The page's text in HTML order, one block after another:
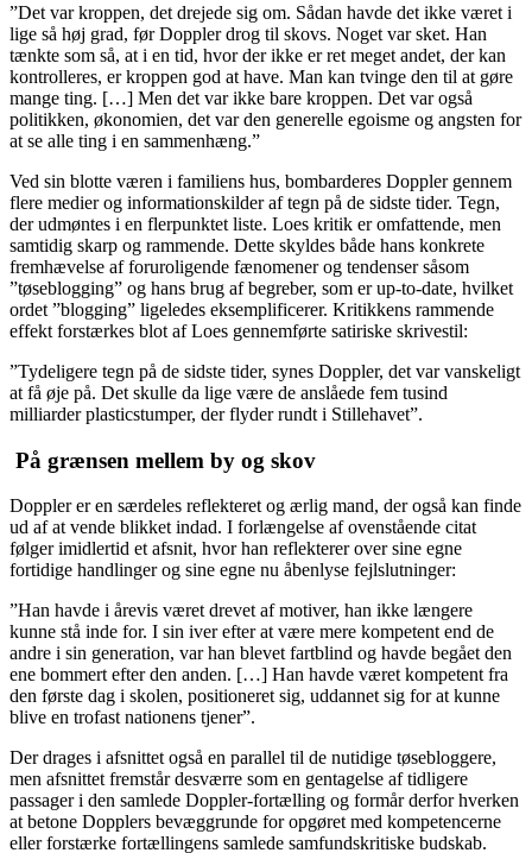
”Det var kroppen, det drejede sig om. Sådan havde det ikke været i
lige så høj grad, før Doppler drog til skovs. Noget var sket. Han
tænkte som så, at i en tid, hvor der ikke er ret meget andet, der kan
kontrolleres, er kroppen god at have. Man kan tvinge den til at gøre
mange ting. […] Men det var ikke bare kroppen. Det var også
politikken, økonomien, det var den generelle egoisme og angsten for
at se alle ting i en sammenhæng.”
Ved sin blotte væren i familiens hus, bombarderes Doppler gennem
flere medier og informationskilder af tegn på de sidste tider. Tegn,
der udmøntes i en flerpunktet liste. Loes kritik er omfattende, men
samtidig skarp og rammende. Dette skyldes både hans konkrete
fremhævelse af foruroligende fænomener og tendenser såsom
”tøseblogging” og hans brug af begreber, som er up-to-date, hvilket
ordet ”blogging” ligeledes eksemplificerer. Kritikkens rammende
effekt forstærkes blot af Loes gennemførte satiriske skrivestil:
”Tydeligere tegn på de sidste tider, synes Doppler, det var vanskeligt
at få øje på. Det skulle da lige være de anslåede fem tusind
milliarder plasticstumper, der flyder rundt i Stillehavet”.
På grænsen mellem by og skov
Doppler er en særdeles reflekteret og ærlig mand, der også kan finde
ud af at vende blikket indad. I forlængelse af ovenstående citat
følger imidlertid et afsnit, hvor han reflekterer over sine egne
fortidige handlinger og sine egne nu åbenlyse fejlslutninger:
”Han havde i årevis været drevet af motiver, han ikke længere
kunne stå inde for. I sin iver efter at være mere kompetent end de
andre i sin generation, var han blevet fartblind og havde begået den
ene bommert efter den anden. […] Han havde været kompetent fra
den første dag i skolen, positioneret sig, uddannet sig for at kunne
blive en trofast nationens tjener”.
Der drages i afsnittet også en parallel til de nutidige tøsebloggere,
men afsnittet fremstår desværre som en gentagelse af tidligere
passager i den samlede Doppler-fortælling og formår derfor hverken
at betone Dopplers bevæggrunde for opgøret med kompetencerne
eller forstærke fortællingens samlede samfundskritiske budskab.